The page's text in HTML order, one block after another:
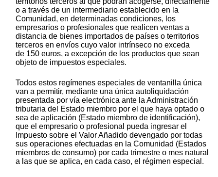
o a través de un intermediario establecido en la
Comunidad, en determinadas condiciones, los
empresarios o profesionales que realicen ventas a
distancia de bienes importados de países o territorios
terceros en envíos cuyo valor intrínseco no exceda
de 150 euros, a excepción de los productos que sean
objeto de impuestos especiales.
Todos estos regímenes especiales de ventanilla única
van a permitir, mediante una única autoliquidación
presentada por vía electrónica ante la Administración
tributaria del Estado miembro por el que haya optado o
sea de aplicación (Estado miembro de identificación),
que el empresario o profesional pueda ingresar el
Impuesto sobre el Valor Añadido devengado por todas
sus operaciones efectuadas en la Comunidad (Estados
miembros de consumo) por cada trimestre o mes natural
a las que se aplica, en cada caso, el régimen especial.